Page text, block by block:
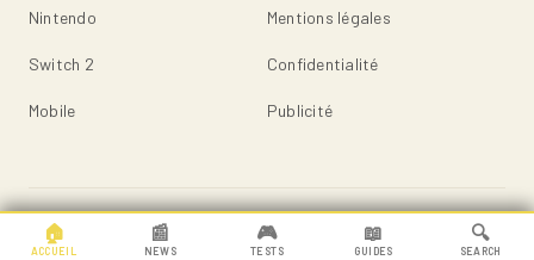
Nintendo
Switch 2
Mobile
Mentions légales
Confidentialité
Publicité
© 2026 Game.fr — Tous droits réservés.
🏠
ACCUEIL
📰
NEWS
🎮
TESTS
📖
GUIDES
🔍
SEARCH